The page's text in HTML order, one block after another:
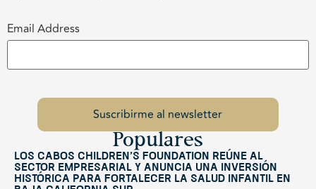
Email Address
Populares
Los Cabos Children’s Foundation reúne al
sector empresarial y anuncia una inversión
histórica para fortalecer la salud infantil en